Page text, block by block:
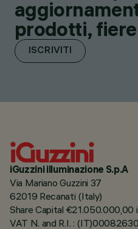
prodotti,
ISCRIVITI
iGuzzini illuminazione S.p.A
Via Mariano Guzzini 37
62019 Recanati (Italy)
Share Capital €21.050.000,00
VAT N. and R.I. :